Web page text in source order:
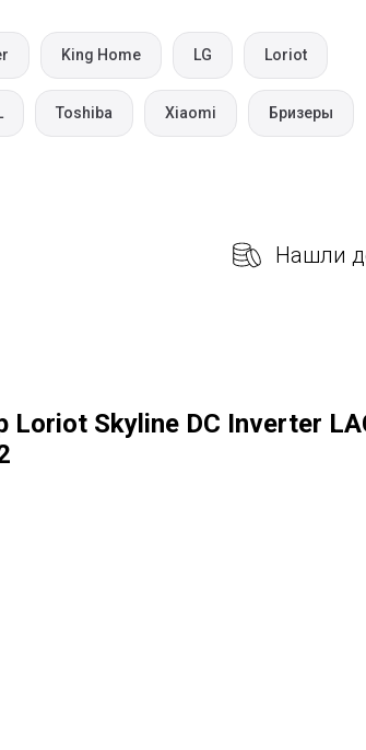
King Home LG Loriot
Toshiba Xiaomi Бризеры
Нашли
Loriot Skyline DC Inverter